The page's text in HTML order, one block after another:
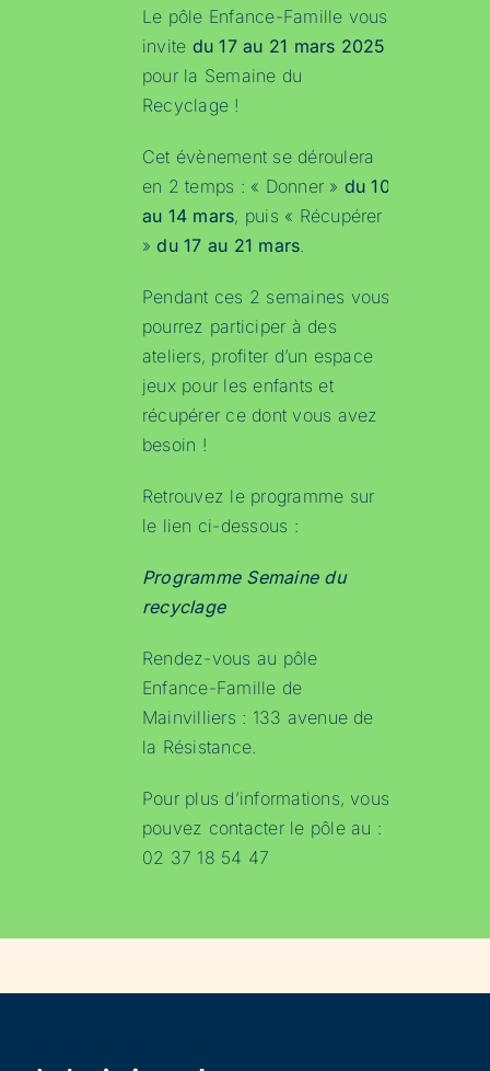
Le pôle Enfance-Famille vous
invite du 17 au 21 mars 2025
pour la Semaine du
Recyclage !
Cet évènement se déroulera
en 2 temps : « Donner » du 10
au 14 mars, puis « Récupérer
»du 17 au 21 mars.
Pendant ces 2 semaines vous
pourrez participer à des
ateliers, profiter d’un espace
jeux pour les enfants et
récupérer ce dont vous avez
besoin !
Retrouvez le programme sur
le lien ci-dessous :
Programme Semaine du
recyclage
Rendez-vous au pôle
Enfance-Famille de
Mainvilliers : 133 avenue de
la Résistance.
Pour plus d’informations, vous
pouvez contacter le pôle au :
02 37 18 54 47